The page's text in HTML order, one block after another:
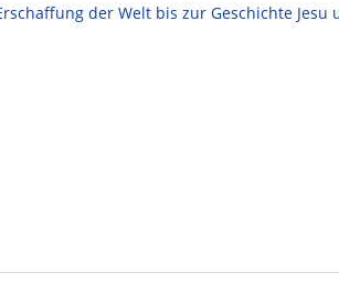
der Welt bis zur Geschichte